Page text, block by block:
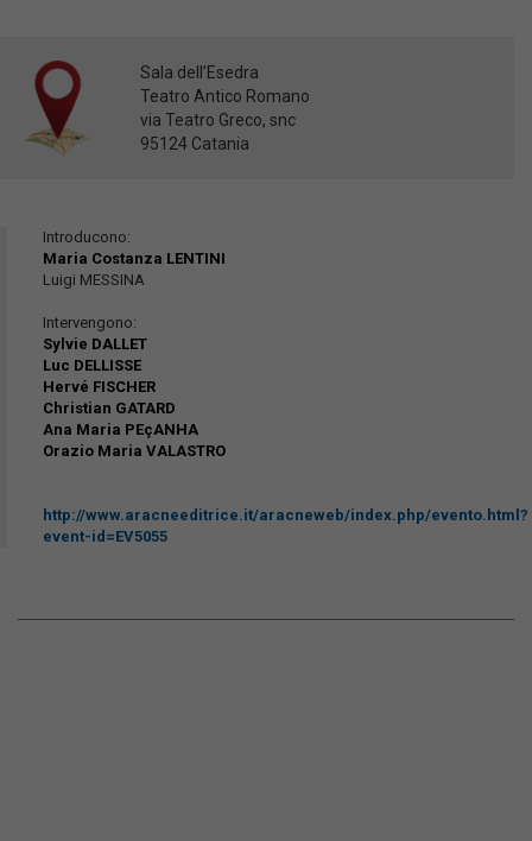
Sala dell’Esedra
Teatro Antico Romano
via Teatro Greco, snc
95124 Catania
Introducono:
Maria Costanza LENTINI
Luigi MESSINA
Intervengono:
Sylvie DALLET
Luc DELLISSE
Hervé FISCHER
Christian GATARD
Ana Maria PEçANHA
Orazio Maria VALASTRO
http://www.aracneeditrice.it/aracneweb/index.php/evento.html?
event-id=EV5055